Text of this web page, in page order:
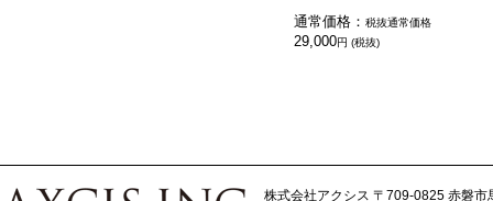
通常価格： 税抜通常価格
29,000円 (税抜)
株式会社アクシス 〒709-0825 赤磐市